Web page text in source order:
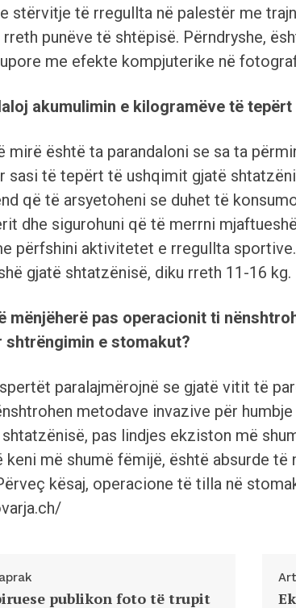
stërvitje të rregullta në palestër me
punëve të shtëpisë. Përndryshe,
me efekte kompjuterike në
akumulimin e kilogramëve të
mirë është ta parandaloni se sa ta
sasi të tepërt të ushqimit gjatë
që të arsyetoheni se duhet të
dhe sigurohuni që të merrni
përfshini aktivitetet e rregullta
gjatë shtatzënisë, diku rreth 11-16 kg.
mënjëherë pas operacionit ti
shtrëngimin e stomakut?
paralajmërojnë se gjatë vitit të
metodave invazive për
pas lindjes ekziston më
keni më shumë fëmijë, është absurde
kësaj, operacione të tilla në
publikon foto të trupit